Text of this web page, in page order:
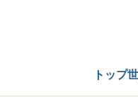
トップ